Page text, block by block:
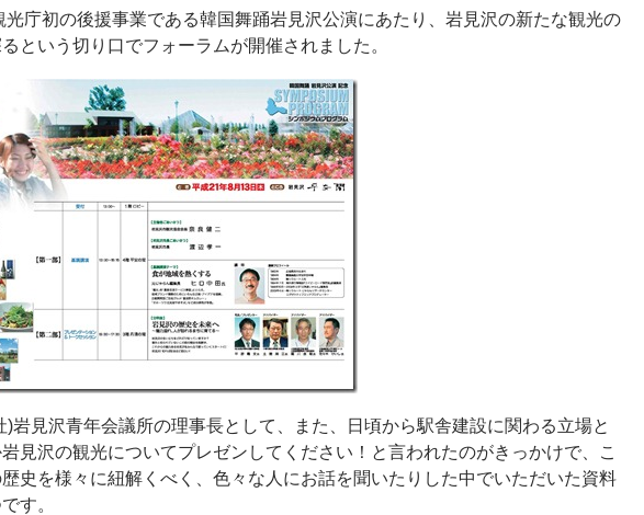
光庁初の後援事業である韓国舞踊岩見沢公演にあたり、岩見沢の新たな観光の
という切り口でフォーラムが開催されました。
)岩見沢青年会議所の理事長として、また、日頃から駅舎建設に関わる立場と
見沢の観光についてプレゼンしてください！と言われたのがきっかけで、こ
史を様々に紐解くべく、色々な人にお話を聞いたりした中でいただいた資料
す。